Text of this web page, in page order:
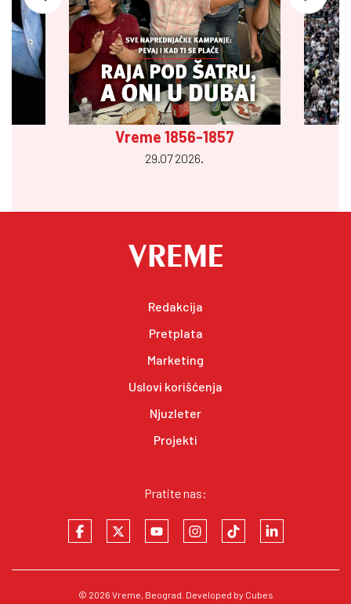
Vreme 1856-1857
29.07 2026.
Redakcija
Pretplata
Marketing
Uslovi korišćenja
Njuzleter
Projekti
Pratite nas:
© 2026 Vreme, Beograd. Developed by Cubes